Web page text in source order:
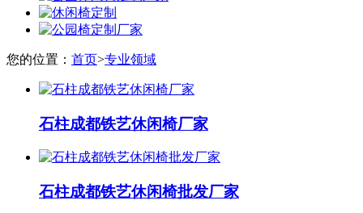
您的位置： 首页>专业领域
石柱成都铁艺休闲椅厂家
石柱成都铁艺休闲椅批发厂家